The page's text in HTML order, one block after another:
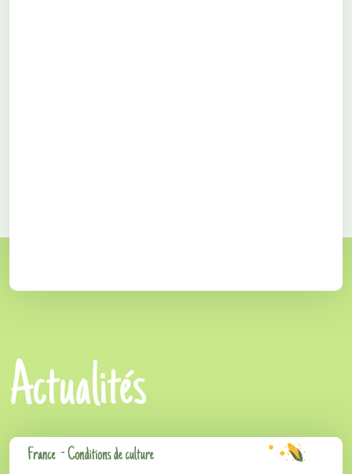
Actualités